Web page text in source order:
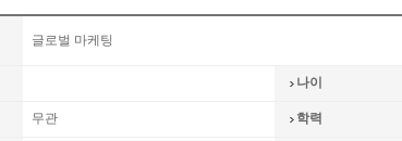
글로벌 마케팅
나이
무관 학력